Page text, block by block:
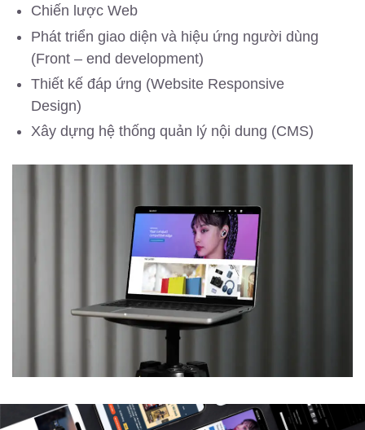
Chiến lược Web
Phát triển giao diện và hiệu ứng người dùng
(Front – end development)
Thiết kế đáp ứng (Website Responsive
Design)
Xây dựng hệ thống quản lý nội dung (CMS)